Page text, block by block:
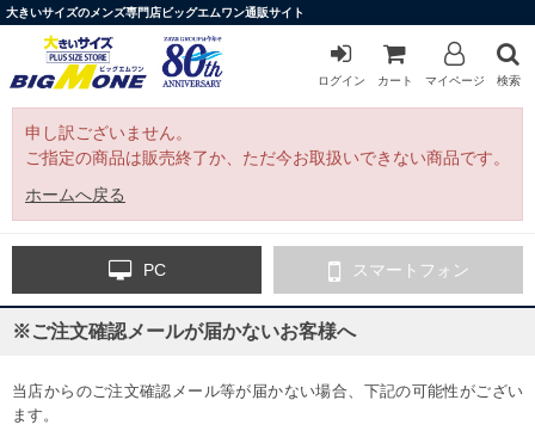
大きいサイズのメンズ専門店ビッグエムワン通販サイト
ログイン カート マイページ 検索
申し訳ございません。
ご指定の商品は販売終了か、ただ今お取扱いできない商品です。
ホームへ戻る
PC スマートフォン
※ご注文確認メールが届かないお客様へ
当店からのご注文確認メール等が届かない場合、下記の可能性がござい
ます。